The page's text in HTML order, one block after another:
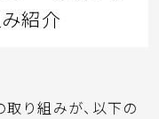
紹介
り組みが、以下の